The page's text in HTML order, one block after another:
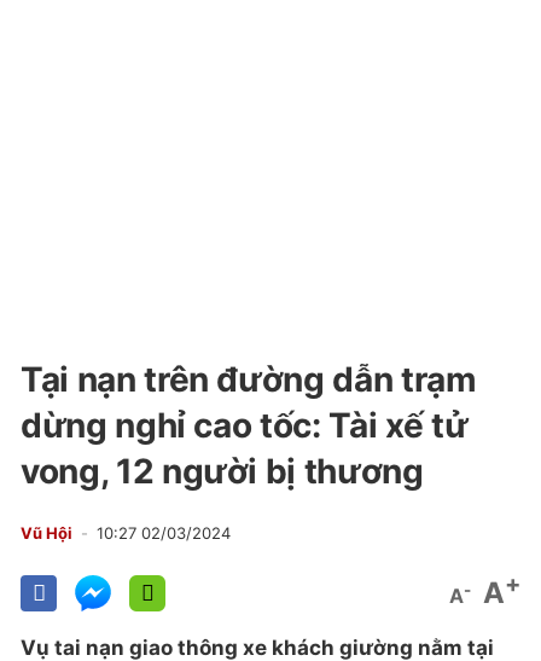
Tại nạn trên đường dẫn trạm
dừng nghỉ cao tốc: Tài xế tử
vong, 12 người bị thương
Vũ Hội 10:27 02/03/2024
A- A+
Vụ tai nạn giao thông xe khách giường nằm tại